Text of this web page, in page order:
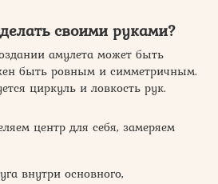
своими руками?
амулета может быть
быть ровным и симметричным.
циркуль и ловкость рук.
центр для себя, замеряем
внутри основного,